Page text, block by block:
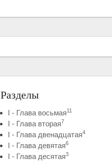
Разделы
I - Глава восьмая11
I - Глава вторая7
I - Глава двенадцатая4
I - Глава девятая6
I - Глава десятая3